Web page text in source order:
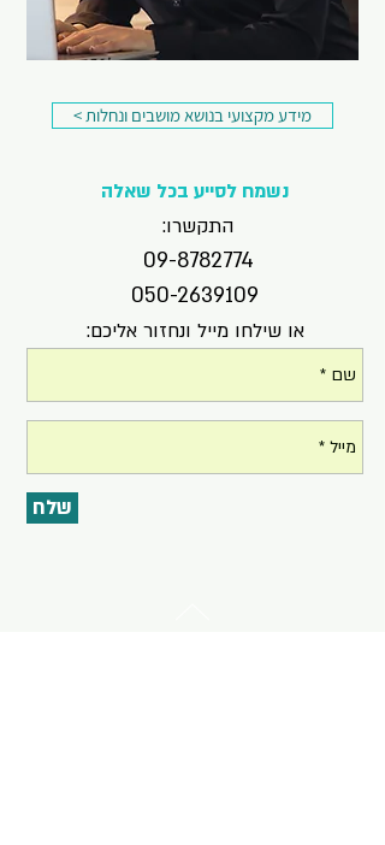
< מידע מקצועי בנושא מושבים ונחלות
נשמח לסייע בכל שאלה
התקשרו:
09-8782774
050-2639109
או שילחו מייל ונחזור אליכם:
שלח